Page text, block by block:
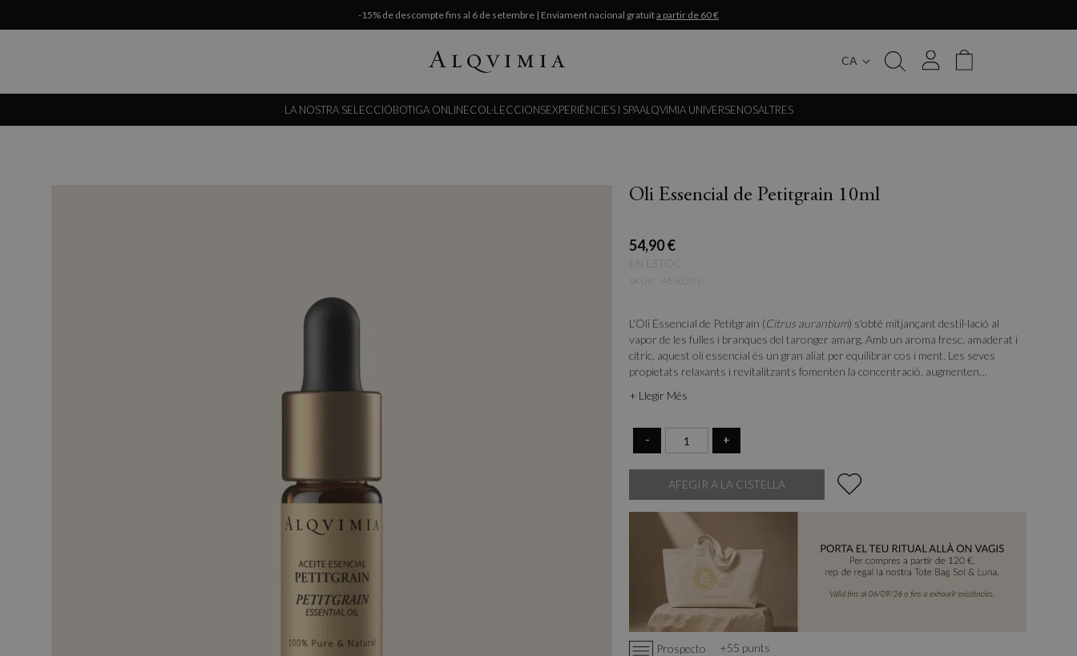
-15% de descompte fins al 6 de setembre | Enviament nacional gratuïta partir de 60 €
CA
My Cart
LA NOSTRA SELECCIÓBOTIGA ONLINECOL·LECCIONSEXPERIÈNCIES I SPAALQVIMIA UNIVERSENOSALTRES
Oli Essencial de Petitgrain 10ml
54,90 €
EN ESTOC
L'Oli Essencial de Petitgrain (Citrus aurantium) s'obté mitjançant destil·lació al
vapor de les fulles i branques del taronger amarg. Amb un aroma fresc, amaderat i
cítric, aquest oli essencial és un gran aliat per equilibrar cos i ment. Les seves
propietats relaxants i revitalitzants fomenten la concentració, augmenten
la seva acció purificant, regeneradora i tonificant, contribuint a la frescor i cura de
+ Llegir Més
- +
AFEGIR A LA CISTELLA
Prospecto
+55 punts